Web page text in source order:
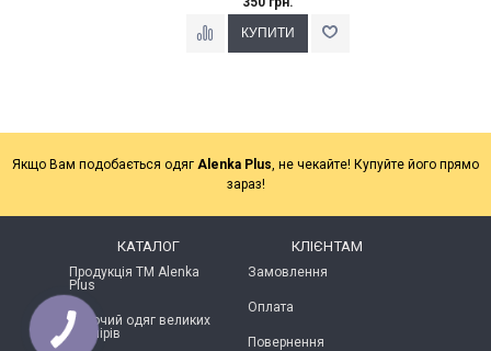
Якщо Вам подобається одяг Alenka Plus , не чекайте! Купуйте його прямо
зараз!
КАТАЛОГ
Продукція ТМ Alenka
Plus
Жіночий одяг великих
розмірів
КЛІЄНТАМ
Замовлення
Оплата
Повернення